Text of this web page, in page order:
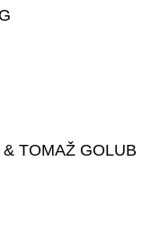
TOMAŽ GOLUB